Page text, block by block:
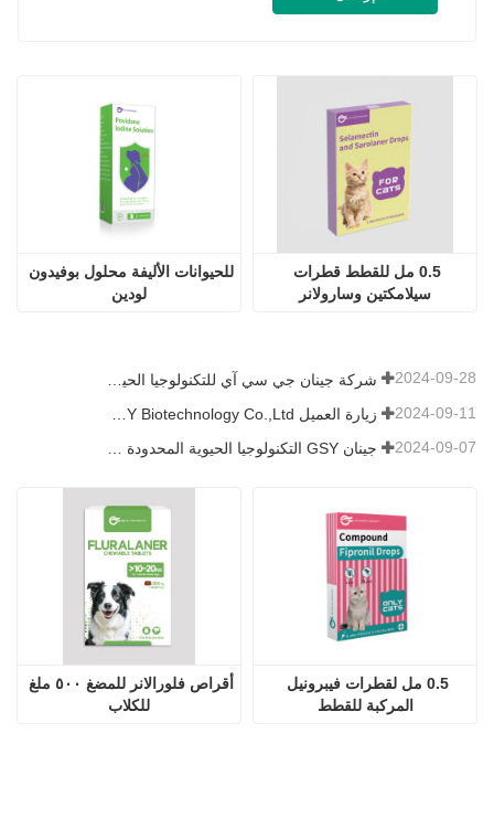
لودين
سيلامكتين وسارولانر
2024-09-28
2024-09-11
جينان GSY التكنولوجيا الحيوية المحدودة في معرض نانجينغ VIV 2024-09-07
للكلاب
المركبة للقطط